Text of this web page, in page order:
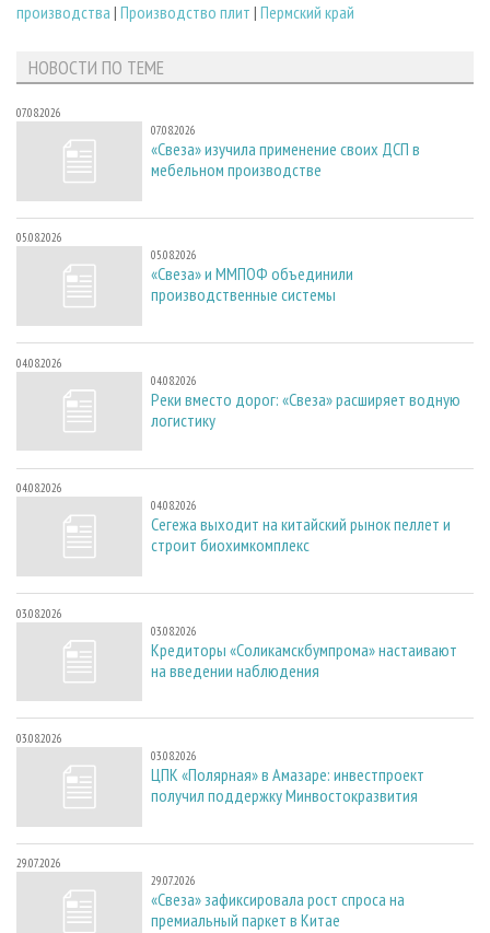
производства | Производство плит | Пермский край
НОВОСТИ ПО ТЕМЕ
07.08.2026
07.08.2026
«Свеза» изучила применение своих ДСП в
мебельном производстве
05.08.2026
05.08.2026
«Свеза» и ММПОФ объединили
производственные системы
04.08.2026
04.08.2026
Реки вместо дорог: «Свеза» расширяет водную
логистику
04.08.2026
04.08.2026
Сегежа выходит на китайский рынок пеллет и
строит биохимкомплекс
03.08.2026
03.08.2026
Кредиторы «Соликамскбумпрома» настаивают
на введении наблюдения
03.08.2026
03.08.2026
ЦПК «Полярная» в Амазаре: инвестпроект
получил поддержку Минвостокразвития
29.07.2026
29.07.2026
«Свеза» зафиксировала рост спроса на
премиальный паркет в Китае